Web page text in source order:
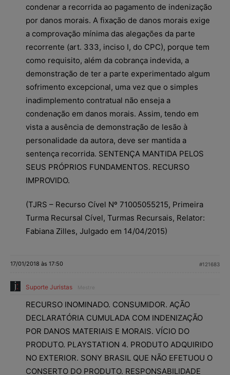
condenar a recorrida ao pagamento de indenização
por danos morais. A fixação de danos morais exige
a comprovação mínima das alegações da parte
recorrente (art. 333, inciso I, do CPC), porque tem
como requisito, além da cobrança indevida, a
demonstração de ter a parte experimentado algum
sofrimento excepcional, uma vez que o simples
inadimplemento contratual não enseja a
condenação em danos morais. Assim, tendo em
vista a ausência de demonstração de lesão à
personalidade da autora, deve ser mantida a
sentença recorrida. SENTENÇA MANTIDA PELOS
SEUS PRÓPRIOS FUNDAMENTOS. RECURSO
IMPROVIDO.
(TJRS – Recurso Cível Nº 71005055215, Primeira
Turma Recursal Cível, Turmas Recursais, Relator:
Fabiana Zilles, Julgado em 14/04/2015)
17/01/2018 às 17:50 #121683
Suporte Juristas Mestre
RECURSO INOMINADO. CONSUMIDOR. AÇÃO
DECLARATÓRIA CUMULADA COM INDENIZAÇÃO
POR DANOS MATERIAIS E MORAIS. VÍCIO DO
PRODUTO. PLAYSTATION 4. PRODUTO ADQUIRIDO
NO EXTERIOR. SONY BRASIL QUE NÃO EFETUOU O
CONSERTO DO PRODUTO. RESPONSABILIDADE